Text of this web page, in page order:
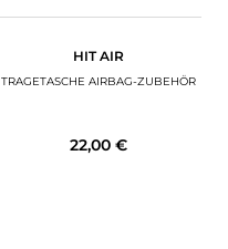
HIT AIR
TRAGETASCHE AIRBAG-ZUBEHÖR
22,00 €